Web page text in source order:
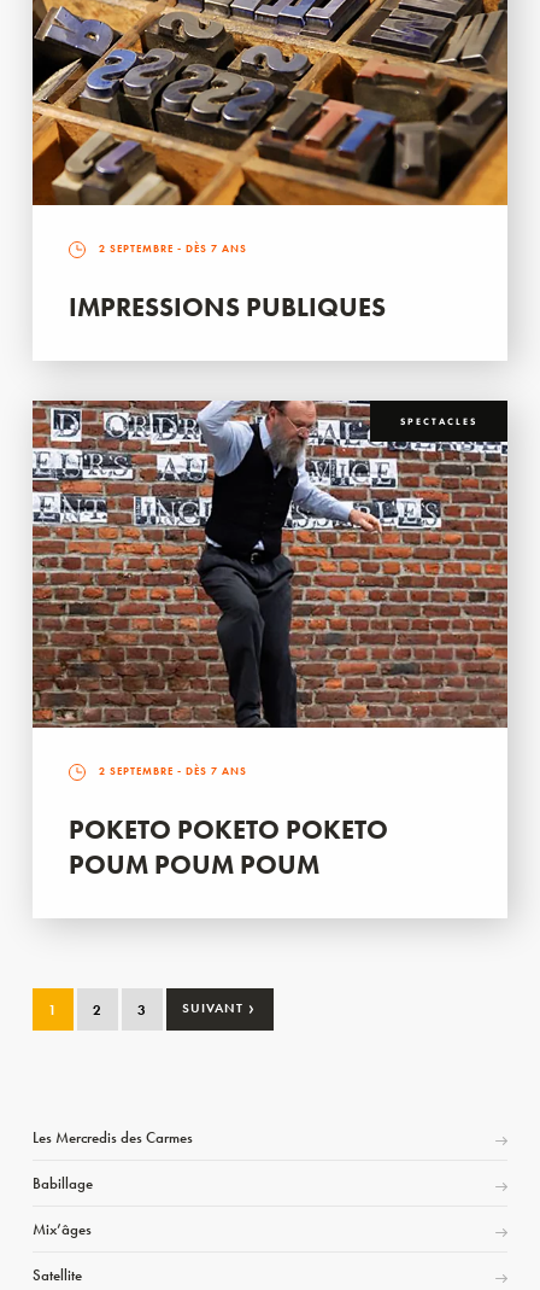
2 SEPTEMBRE - DÈS 7 ANS
IMPRESSIONS PUBLIQUES
SPECTACLES
2 SEPTEMBRE - DÈS 7 ANS
POKETO POKETO POKETO
POUM POUM POUM
1 2 3 SUIVANT ›
Les Mercredis des Carmes
Babillage
Mix’âges
Satellite